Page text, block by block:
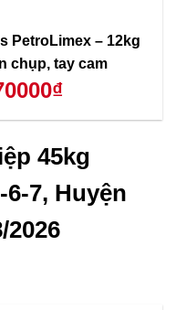
PetroLimex – 12kg
chụp, tay cam
45kg
7, Huyện
2026